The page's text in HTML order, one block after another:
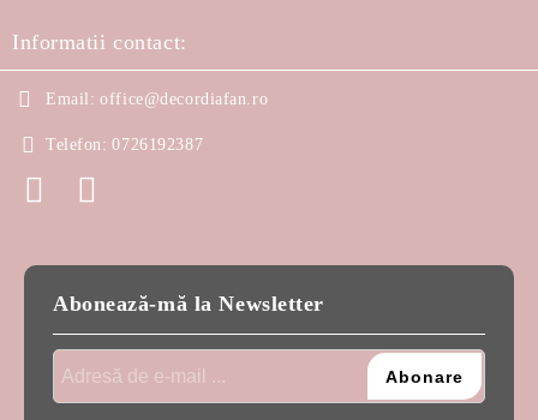
Informatii contact:
Email: office@decordiafan.ro
Telefon: 0726192387
Abonează-mă la Newsletter